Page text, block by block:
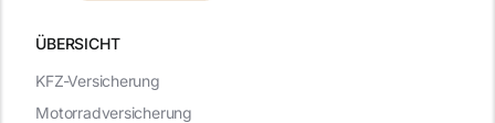
ÜBERSICHT
KFZ-Versicherung
Motorradversicherung